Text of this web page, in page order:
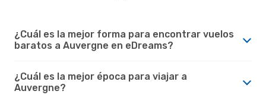
¿Cuál es la mejor forma para encontrar vuelos
baratos a Auvergne en eDreams?
¿Cuál es la mejor época para viajar a
Auvergne?